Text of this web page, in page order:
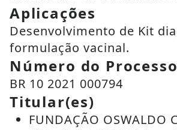
Aplicações
Desenvolvimento de Kit
formulação vacinal.
Número do
BR 10 2021 000794
Titular(es)
FUNDAÇÃO OSWALDO